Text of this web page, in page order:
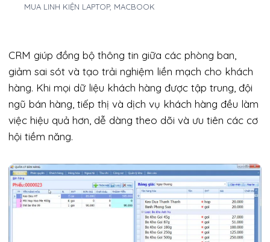
MUA LINH KIỆN LAPTOP, MACBOOK
CRM giúp đồng bộ thông tin giữa các phòng ban,
giảm sai sót và tạo trải nghiệm liền mạch cho khách
hàng. Khi mọi dữ liệu khách hàng được tập trung, đội
ngũ bán hàng, tiếp thị và dịch vụ khách hàng đều làm
việc hiệu quả hơn, dễ dàng theo dõi và ưu tiên các cơ
hội tiềm năng.